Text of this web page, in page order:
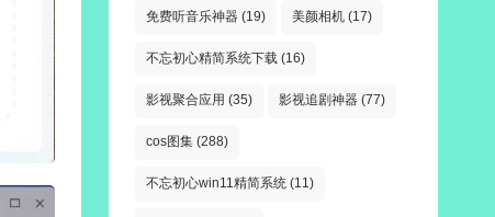
免费听音乐神器 (19) 美颜相机 (17)
不忘初心精简系统下载 (16)
影视聚合应用 (35) 影视追剧神器 (77)
cos图集 (288)
不忘初心win11精简系统 (11)